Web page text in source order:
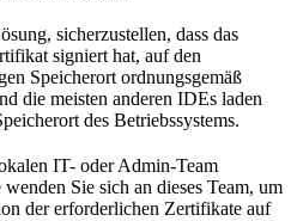
sicherzustellen, dass das
signiert hat, auf den
Speicherort ordnungsgemäß
die meisten anderen IDEs laden
des Betriebssystems.
IT- oder Admin-Team
Sie sich an dieses Team, um
der erforderlichen Zertifikate auf